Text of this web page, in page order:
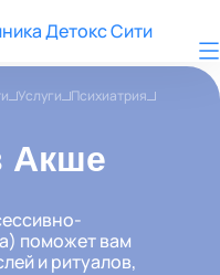
Услуги Психиатрия
Акше
поможет вам
и ритуалов,